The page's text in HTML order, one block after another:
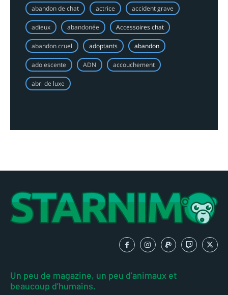
abandon de chat actrice accident grave
adieux abandonée Accessoires chat
abandon cruel adoptants abandon
adolescente ADN accouchement
abri de luxe
Un peu de magazine, un peu d’animaux et
beaucoup d’humains.